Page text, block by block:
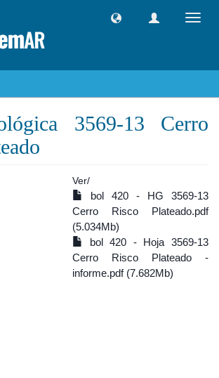
3569-13 Cerro
Ver/
bol 420 - HG 3569-13
Cerro Risco Plateado.pdf
(5.034Mb)
bol 420 - Hoja 3569-13
Cerro Risco Plateado -
informe.pdf (7.682Mb)